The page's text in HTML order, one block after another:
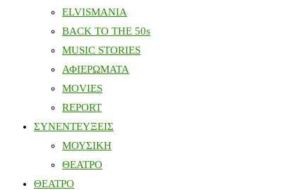
ELVISMANIA
BACK TO THE 50s
MUSIC STORIES
ΑΦΙΕΡΩΜΑΤΑ
MOVIES
REPORT
ΣΥΝΕΝΤΕΥΞΕΙΣ
ΜΟΥΣΙΚΗ
ΘΕΑΤΡΟ
ΘΕΑΤΡΟ